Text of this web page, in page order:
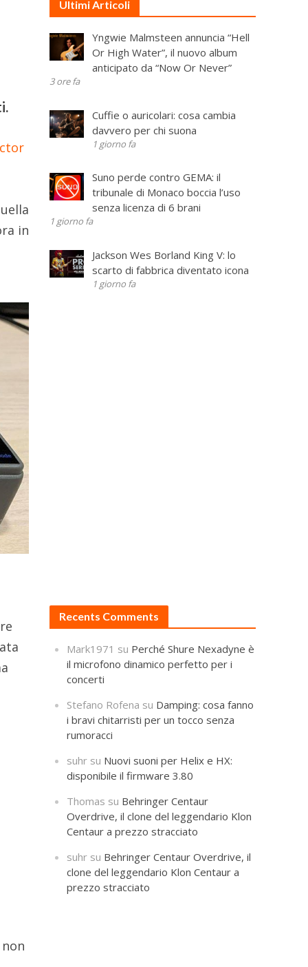
in
Ultimi Articoli
Yngwie Malmsteen annuncia “Hell
Or High Water”, il nuovo album
anticipato da “Now Or Never”
3 ore fa
Cuffie o auricolari: cosa cambia
davvero per chi suona
1 giorno fa
Suno perde contro GEMA: il
tribunale di Monaco boccia l’uso
senza licenza di 6 brani
1 giorno fa
Jackson Wes Borland King V: lo
scarto di fabbrica diventato icona
1 giorno fa
Recents Comments
Mark1971 su Perché Shure Nexadyne è
il microfono dinamico perfetto per i
concerti
Stefano Rofena su Damping: cosa fanno
i bravi chitarristi per un tocco senza
rumoracci
suhr su Nuovi suoni per Helix e HX:
disponibile il firmware 3.80
Thomas su Behringer Centaur
Overdrive, il clone del leggendario Klon
Centaur a prezzo stracciato
suhr su Behringer Centaur Overdrive, il
clone del leggendario Klon Centaur a
prezzo stracciato